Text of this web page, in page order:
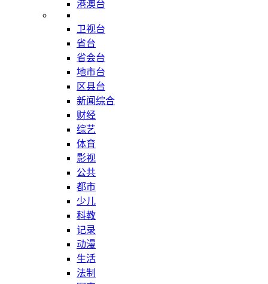
港澳台
卫视台
省台
省会台
地市台
区县台
新闻综合
财经
综艺
体育
影视
公共
都市
少儿
科教
记录
动漫
生活
法制